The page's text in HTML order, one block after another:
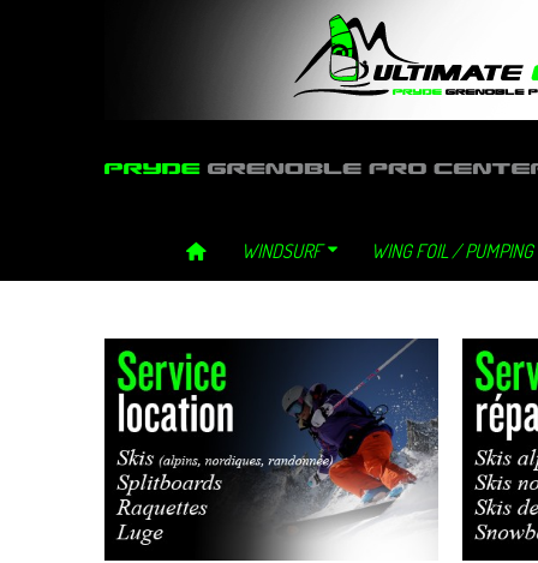
WINDSURF WING FOIL / PUMPING